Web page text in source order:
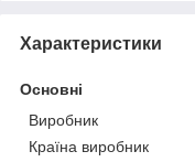
Характеристики
Основні
Виробник
Країна виробник